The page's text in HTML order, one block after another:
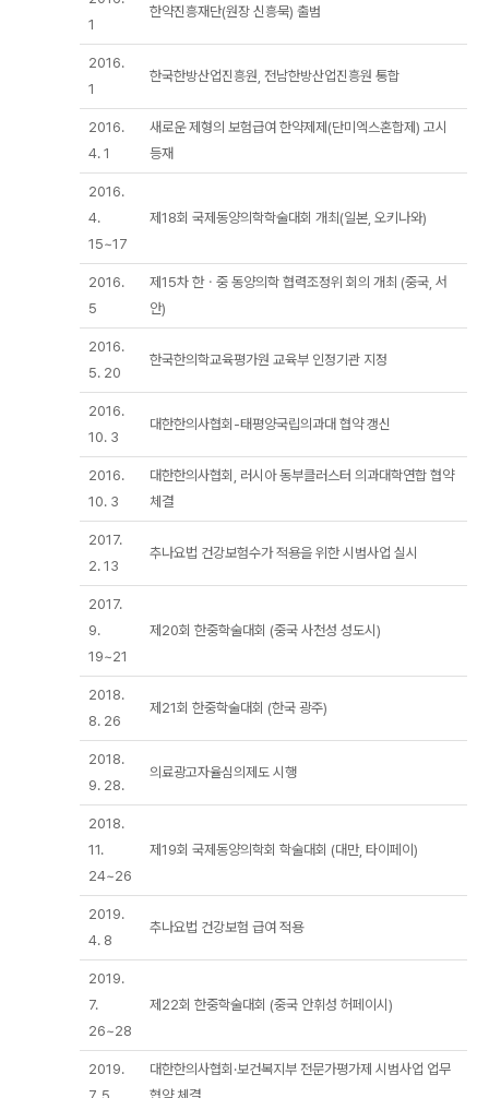
1
한약진흥재단(원장 신흥묵) 출범
2016.
1
한국한방산업진흥원, 전남한방산업진흥원 통합
2016.
4. 1
새로운 제형의 보험급여 한약제제(단미엑스혼합제) 고시
등재
2016.
4.
15~17
제18회 국제동양의학학술대회 개최(일본, 오키나와)
2016.
5
제15차 한ㆍ중 동양의학 협력조정위 회의 개최 (중국, 서
안)
2016.
5. 20
한국한의학교육평가원 교육부 인정기관 지정
2016.
10. 3
대한한의사협회-태평양국립의과대 협약 갱신
2016.
10. 3
대한한의사협회, 러시아 동부클러스터 의과대학연합 협약
체결
2017.
2. 13
추나요법 건강보험수가 적용을 위한 시범사업 실시
2017.
9.
19~21
제20회 한중학술대회 (중국 사천성 성도시)
2018.
8. 26
제21회 한중학술대회 (한국 광주)
2018.
9. 28.
의료광고자율심의제도 시행
2018.
11.
24~26
제19회 국제동양의학회 학술대회 (대만, 타이페이)
2019.
4. 8
추나요법 건강보험 급여 적용
2019.
7.
26~28
제22회 한중학술대회 (중국 안휘성 허페이시)
2019.
대한한의사협회·보건복지부 전문가평가제 시범사업 업무